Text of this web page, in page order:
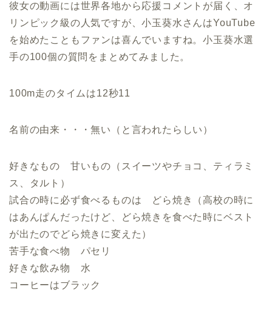
彼女の動画には世界各地から応援コメントが届く、オ
リンピック級の人気ですが、小玉葵水さんはYouTube
を始めたこともファンは喜んでいますね。小玉葵水選
手の100個の質問をまとめてみました。
100m走のタイムは12秒11
名前の由来・・・無い（と言われたらしい）
好きなもの 甘いもの（スイーツやチョコ、ティラミ
ス、タルト）
試合の時に必ず食べるものは どら焼き（高校の時に
はあんぱんだったけど、どら焼きを食べた時にベスト
が出たのでどら焼きに変えた）
苦手な食べ物 パセリ
好きな飲み物 水
コーヒーはブラック